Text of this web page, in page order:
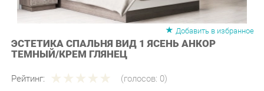
Добавить в избранное
ЭСТЕТИКА СПАЛЬНЯ ВИД 1 ЯСЕНЬ АНКОР
ТЕМНЫЙ/КРЕМ ГЛЯНЕЦ
Артикул: u-0179671